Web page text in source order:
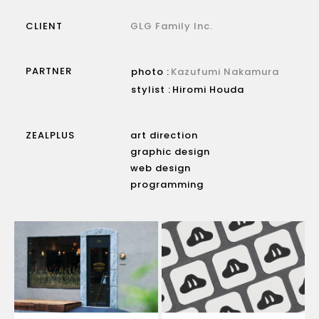
CLIENT GLG Family Inc.
PARTNER photo : Kazufumi Nakamura
stylist : Hiromi Houda
ZEALPLUS
art direction
graphic design
web design
programming